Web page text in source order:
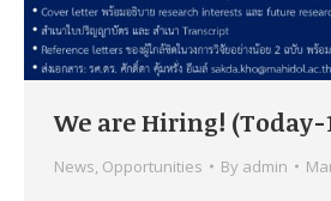
We are Hiring! (Today-
News, Opportunities By admin